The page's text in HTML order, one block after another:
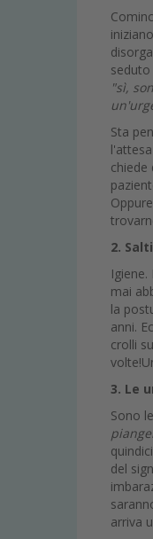
"sì,
Sta
chiede
2.
mai
la
anni.
crolli
3. Le
Sono
del
arriva